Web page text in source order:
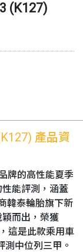
(K127)
產品資
牌的高性能夏季
能評測，涵蓋
韓泰輪胎旗下新
而出，榮獲
這是此款乘用車
測中位列三甲。